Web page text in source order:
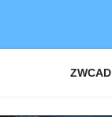
ZWCAD